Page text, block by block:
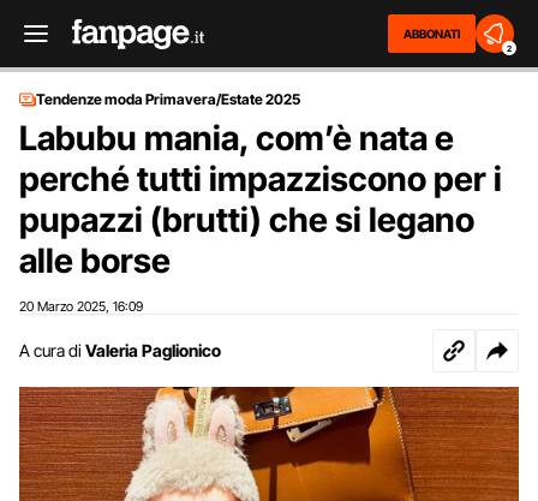
ABBONATI
2
Tendenze moda Primavera/Estate 2025
Labubu mania, com’è nata e
perché tutti impazziscono per i
pupazzi (brutti) che si legano
alle borse
20 Marzo 2025 16:09
A cura di Valeria Paglionico